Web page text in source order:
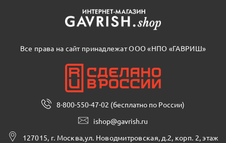
Все права на сайт принадлежат ООО «НПО «ГАВРИШ»
8-800-550-47-02 (бесплатно по России)
ishop@gavrish.ru
127015, г. Москва,ул. Новодмитровская, д.2, корп. 2, этаж